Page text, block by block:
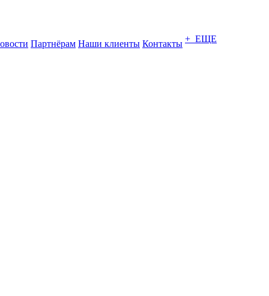
Партнёрам Наши клиенты Контакты + ЕЩЕ